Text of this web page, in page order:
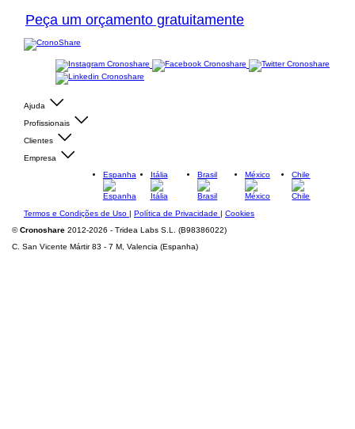
Peça um orçamento gratuitamente
Ajuda
Profissionais
Clientes
Empresa
Espanha
Itália Brasil México Chile
Termos e Condições de Uso | Política de Privacidade | Cookies
©Cronoshare 2012-2026 - Tridea Labs S.L. (B98386022)
C. San Vicente Mártir 83 - 7 M, Valencia (Espanha)